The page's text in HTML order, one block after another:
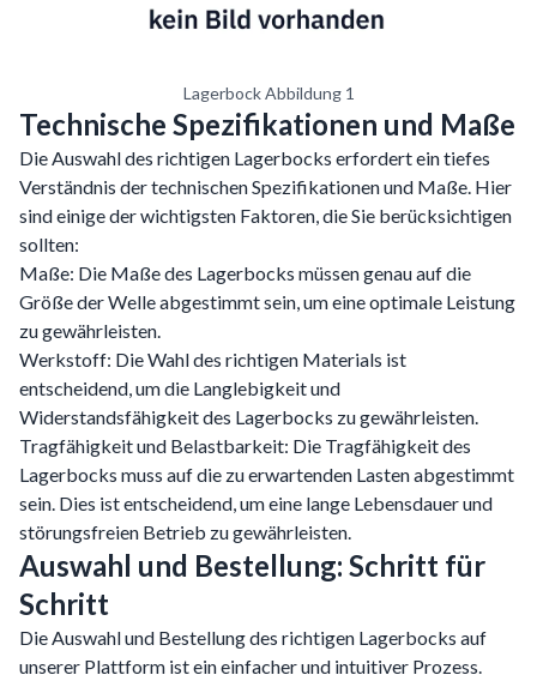
Lagerbock Abbildung 1
Technische Spezifikationen und Maße
Die Auswahl des richtigen Lagerbocks erfordert ein tiefes
Verständnis der technischen Spezifikationen und Maße. Hier
sind einige der wichtigsten Faktoren, die Sie berücksichtigen
sollten:
Maße: Die Maße des Lagerbocks müssen genau auf die
Größe der Welle abgestimmt sein, um eine optimale Leistung
zu gewährleisten.
Werkstoff: Die Wahl des richtigen Materials ist
entscheidend, um die Langlebigkeit und
Widerstandsfähigkeit des Lagerbocks zu gewährleisten.
Tragfähigkeit und Belastbarkeit: Die Tragfähigkeit des
Lagerbocks muss auf die zu erwartenden Lasten abgestimmt
sein. Dies ist entscheidend, um eine lange Lebensdauer und
störungsfreien Betrieb zu gewährleisten.
Auswahl und Bestellung: Schritt für
Schritt
Die Auswahl und Bestellung des richtigen Lagerbocks auf
unserer Plattform ist ein einfacher und intuitiver Prozess.